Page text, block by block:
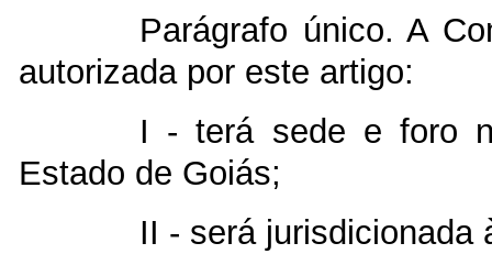
Parágrafo único. A
autorizada por este artigo:
I - terá sede e foro
Estado de Goiás;
II - será jurisdicionada